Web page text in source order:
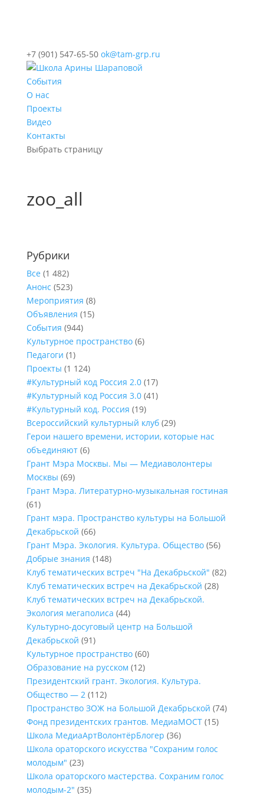
+7 (901) 547-65-50 ok@tam-grp.ru
События
О нас
Проекты
Видео
Контакты
Выбрать страницу
zoo_all
Рубрики
Все (1 482)
Анонс (523)
Мероприятия (8)
Объявления (15)
События (944)
Культурное пространство(6)
Педагоги (1)
Проекты (1 124)
#Культурный код Россия 2.0(17)
#Культурный код Россия 3.0(41)
#Культурный код. Россия (19)
Всероссийский культурный клуб(29)
Герои нашего времени, истории, которые нас
объединяют(6)
Грант Мэра Москвы. Мы — Медиаволонтеры
Москвы (69)
Грант Мэра. Литературно-музыкальная гостиная
(61)
Грант мэра. Пространство культуры на Большой
Декабрьской (66)
Грант Мэра. Экология. Культура. Общество(56)
Добрые знания (148)
Клуб тематических встреч "На Декабрьской" (82)
Клуб тематических встреч на Декабрьской (28)
Клуб тематических встреч на Декабрьской.
Экология мегаполиса (44)
Культурно-досуговый центр на Большой
Декабрьской (91)
Культурное пространство(60)
Образование на русском (12)
Президентский грант. Экология. Культура.
Общество — 2(112)
Пространство ЗОЖ на Большой Декабрьской (74)
Фонд президентских грантов. МедиаМОСТ(15)
Школа МедиаАртВолонтёрБлогер (36)
Школа ораторского искусства "Сохраним голос
молодым" (23)
Школа ораторского мастерства. Сохраним голос
молодым-2" (35)